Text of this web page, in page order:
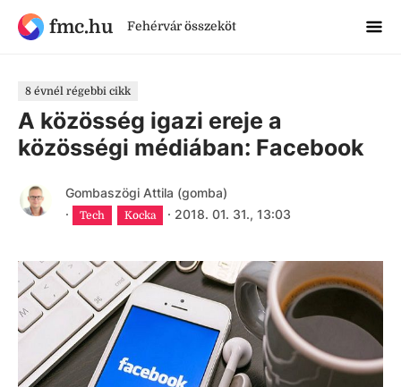
fmc.hu Fehérvár összeköt
8 évnél régebbi cikk
A közösség igazi ereje a
közösségi médiában: Facebook
Gombaszögi Attila (gomba)
·
Tech Kocka · 2018. 01. 31., 13:03